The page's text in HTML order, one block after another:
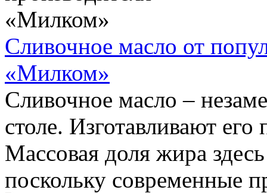
Сливочное масло от
«Милком»
Сливочное масло –
столе. Изготавливают
Массовая доля жира
поскольку современные